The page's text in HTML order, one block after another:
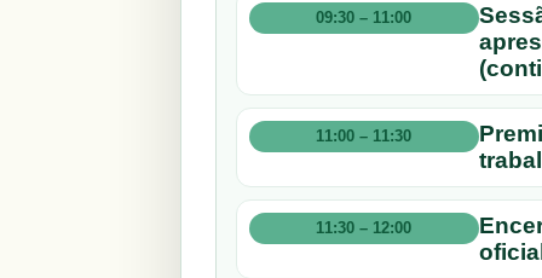
09:30 – 11:00
11:00 – 11:30
11:30 – 12:00